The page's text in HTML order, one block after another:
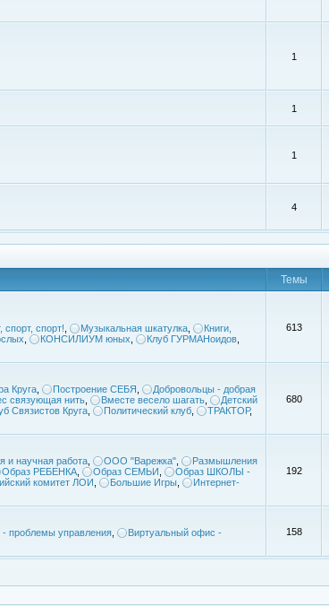
1
1
1
4
Темы
спорт, спорт! Музыкальная шкатулка
Книги,
КОНСИЛИУМ юных Клуб ГУРМАНоидов
613
Круга Построение СЕБЯ
Добровольцы - добрая
связующая нить Вместе весело шагать
Детский
Связистов Круга Политический клуб ТРАКТОР,
680
и научная работа ООО "Варежка"
Размышления
Образ РЕБЕНКА Образ СЕМЬИ
Образ ШКОЛЫ -
комитет ЛОИ Большие Игры
Интернет-
192
проблемы управления
Виртуальный офис -
158